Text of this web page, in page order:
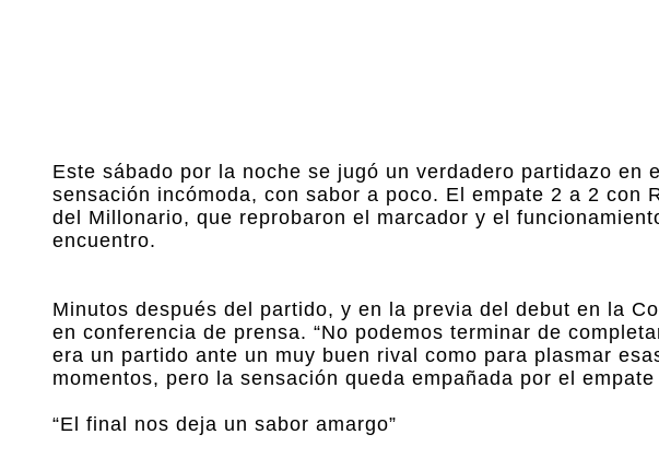
Este sábado por la noche se jugó un verdadero partidazo en
sensación incómoda, con sabor a poco. El empate 2 a 2 con
del Millonario, que reprobaron el marcador y el
encuentro.
Minutos después del partido, y en la previa del debut en la
en conferencia de prensa. “No podemos terminar de
era un partido ante un muy buen rival como para plasmar
momentos, pero la sensación queda empañada por el
“El final nos deja un sabor amargo”